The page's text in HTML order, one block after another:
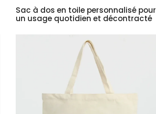
Sac à dos en toile personnalisé pour
un usage quotidien et décontracté